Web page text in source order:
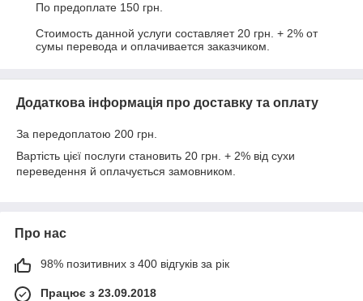
По предоплате 150 грн.
Стоимость данной услуги составляет 20 грн. + 2% от
сумы перевода и оплачивается заказчиком.
Додаткова інформація про доставку та оплату
За передоплатою 200 грн.
Вартість цієї послуги становить 20 грн. + 2% від сухи
переведення й оплачується замовником.
Про нас
98% позитивних з 400 відгуків за рік
Працює з 23.09.2018